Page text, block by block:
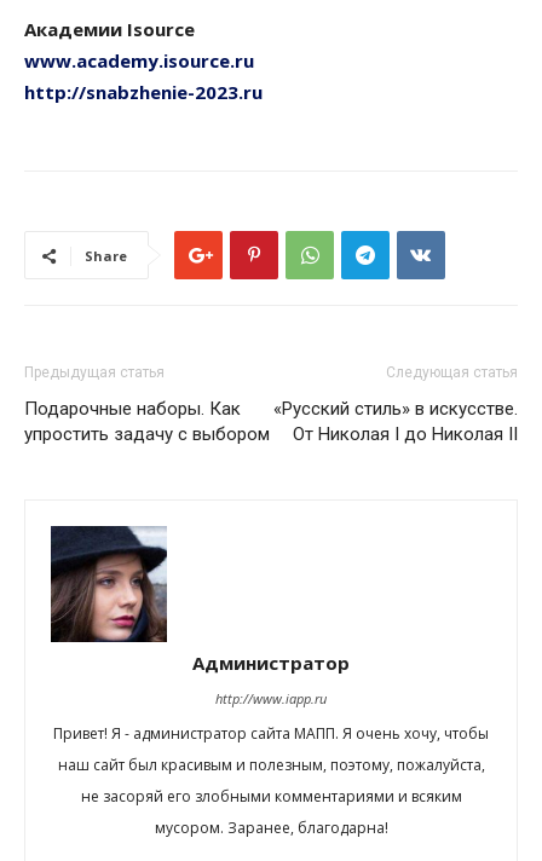
Академии Isource
www.academy.isource.ru
http://snabzhenie-2023.ru
Share
Предыдущая статья
Подарочные наборы. Как
упростить задачу с выбором
Следующая статья
«Русский стиль» в искусстве.
От Николая I до Николая II
Администратор
http://www.iapp.ru
Привет! Я - администратор сайта МАПП. Я очень хочу, чтобы
наш сайт был красивым и полезным, поэтому, пожалуйста,
не засоряй его злобными комментариями и всяким
мусором. Заранее, благодарна!